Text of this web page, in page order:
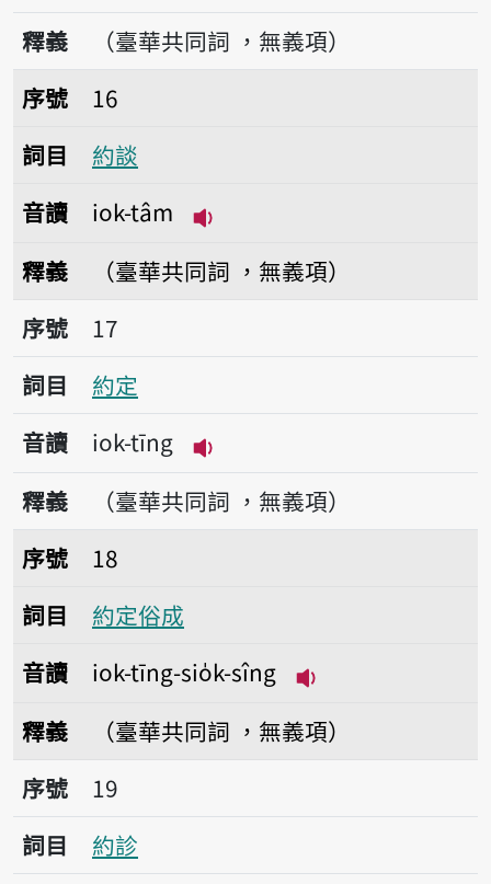
播放音讀iok-sok
釋義
（臺華共同詞 ，無義項）
序號16約談
序號
16
詞目
約談
音讀
iok-tâm
釋義
（臺華共同詞 ，無義項）
序號17約定
序號
17
詞目
約定
音讀
iok-tīng
播放音讀iok-tīng
釋義
（臺華共同詞 ，無義項）
序號18約定俗成
序號
18
詞目
約定俗成
音讀
iok-tīng-sio̍k-sîng
釋義
（臺華共同詞 ，無義項）
序號19約診
序號
19
詞目
約診